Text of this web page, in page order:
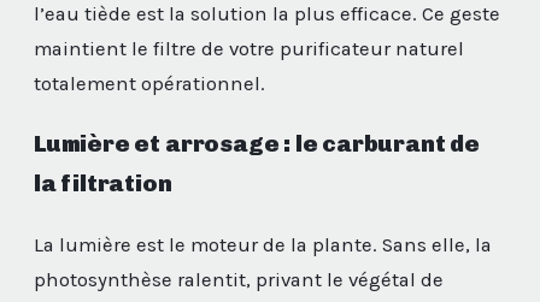
l’eau tiède est la solution la plus efficace. Ce geste
maintient le filtre de votre purificateur naturel
totalement opérationnel.
Lumière et arrosage : le carburant de
la filtration
La lumière est le moteur de la plante. Sans elle, la
photosynthèse ralentit, privant le végétal de